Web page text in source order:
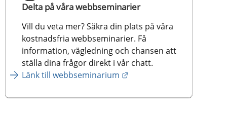
Delta på våra webbseminarier
Vill du veta mer? Säkra din plats på våra
kostnadsfria webbseminarier. Få
information, vägledning och chansen att
ställa dina frågor direkt i vår chatt.
Länk till webbseminarium